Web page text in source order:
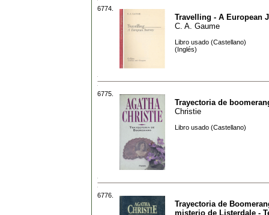
6774.
Travelling - A European
C. A. Gaume
Libro usado (Castellano)
(Inglés)
6775.
Trayectoria de
Christie
Libro usado (Castellano)
6776.
Trayectoria de
misterio de Listerdale -